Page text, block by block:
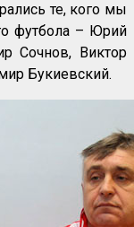
те, кого мы
футбола – Юрий
Сочнов, Виктор
Букиевский.